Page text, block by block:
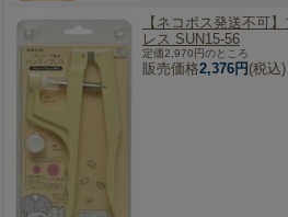
【ネコポス発送不可】
レス SUN15-56
定価2,970円のところ
販売価格2,376円 (税込)